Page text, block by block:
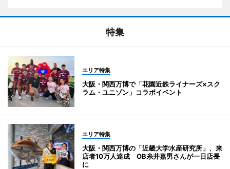
特集
エリア特集
大阪・関西万博で「花園近鉄ライナーズ×スク
ラム・ユニゾン」コラボイベント
エリア特集
大阪・関西万博の「近畿大学水産研究所」、来
店者10万人達成 OB糸井嘉男さんが一日店長
に